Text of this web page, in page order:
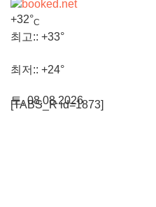
토, 08.08.2026
+32°C
최고:: +33°
최저:: +24°
토, 08.08.2026
[TABS_R id=1873]